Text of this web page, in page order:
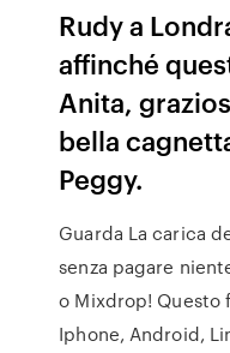
Rudy a
affinché
Anita,
bella
Peggy.
Guarda La carica
senza pagare
o Mixdrop! Questo
Iphone, Android,